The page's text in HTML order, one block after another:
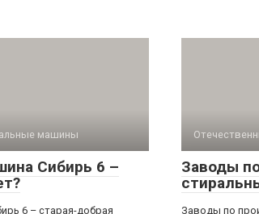
машины
Сибирь 6 –
6 – старая-добрая
Заводы
Заводы по